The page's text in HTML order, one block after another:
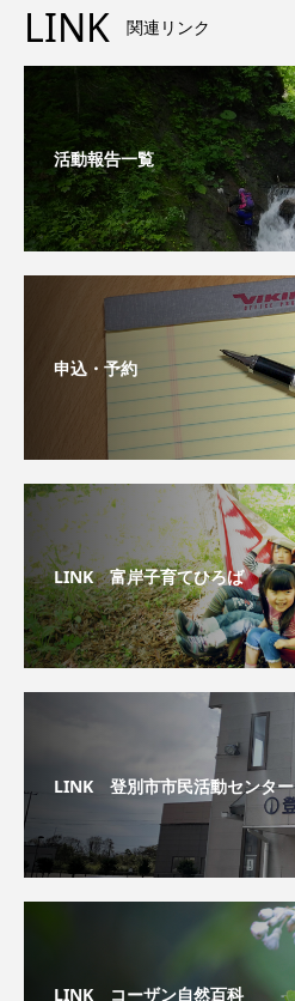
LINK 関連リンク
活動報告一覧
申込・予約
LINK 富岸子育てひろば
LINK 登別市市民活動センター
LINK コーザン自然百科